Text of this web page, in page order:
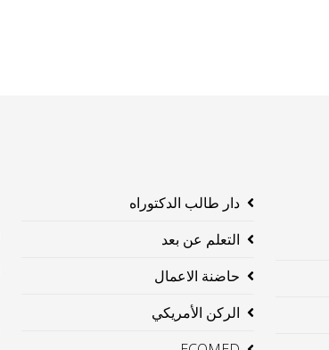
دار طالب الدكتوراه
التعلم عن بعد
حاضنة الاعمال
الركن الأمريكي